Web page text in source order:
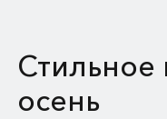
Стильное
осень